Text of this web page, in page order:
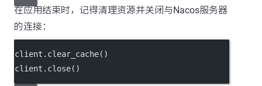
在应用结束时，记得清理资源并关闭与Nacos服务器
的连接：
client.clear_cache()
client.close()